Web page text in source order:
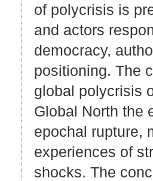
of polycrisis is
and actors
democracy,
positioning. The
global polycrisis
Global North the
epochal rupture,
experiences of
shocks. The